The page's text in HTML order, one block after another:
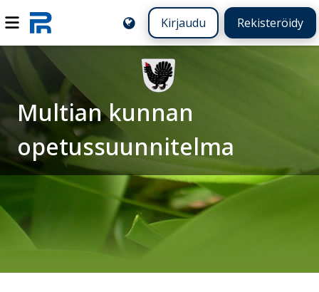
Kirjaudu Rekisteröidy
Multian kunnan
opetussuunnitelma